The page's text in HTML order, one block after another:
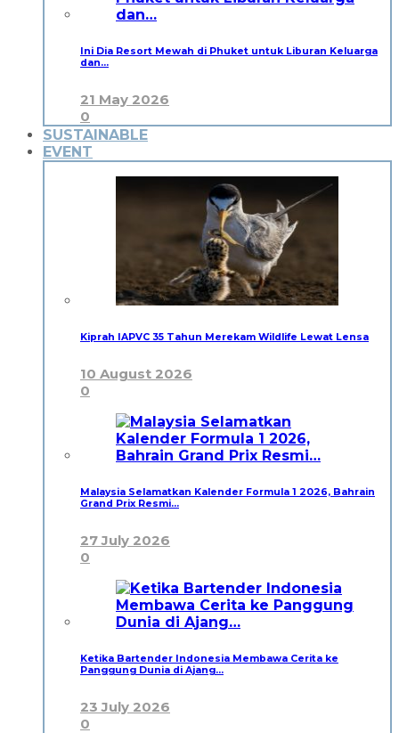
Ini Dia Resort Mewah di Phuket untuk Liburan Keluarga
dan…
21 May 2026
0
SUSTAINABLE
EVENT
Kiprah IAPVC 35 Tahun Merekam Wildlife Lewat Lensa
10 August 2026
0
Malaysia Selamatkan Kalender Formula 1 2026, Bahrain
Grand Prix Resmi…
27 July 2026
0
Ketika Bartender Indonesia Membawa Cerita ke
Panggung Dunia di Ajang…
23 July 2026
0